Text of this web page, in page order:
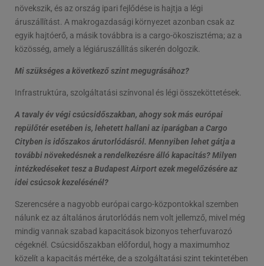
növekszik, és az ország ipari fejlődése is hajtja a légi
áruszállítást. A makrogazdasági környezet azonban csak az
egyik hajtóerő, a másik továbbra is a cargo-ökoszisztéma; az a
közösség, amely a légiáruszállítás sikerén dolgozik.
Mi szükséges a következő szint megugrásához?
Infrastruktúra, szolgáltatási színvonal és légi összeköttetések.
A tavaly év végi csúcsidőszakban, ahogy sok más európai
repülőtér esetében is, lehetett hallani az iparágban a Cargo
Cityben is időszakos árutorlódásról. Mennyiben lehet gátja a
további növekedésnek a rendelkezésre álló kapacitás? Milyen
intézkedéseket tesz a Budapest Airport ezek megelőzésére az
idei csúcsok kezelésénél?
Szerencsére a nagyobb európai cargo-központokkal szemben
nálunk ez az általános árutorlódás nem volt jellemző, mivel még
mindig vannak szabad kapacitások bizonyos teherfuvarozó
cégeknél. Csúcsidőszakban előfordul, hogy a maximumhoz
közelít a kapacitás mértéke, de a szolgáltatási szint tekintetében